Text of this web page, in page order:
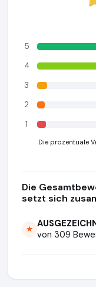
5
4
3
2
1
Die prozentuale
Die
setzt sich
★ von 309